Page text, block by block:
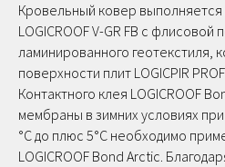
Кровельный ковер
LOGICROOF V-GR FB с флисовой
ламинированного геотекстиля,
поверхности плит LOGICPIR
Контактного клея LOGICROOF
мембраны в зимних условиях
°С до плюс 5°С необходимо
LOGICROOF Bond Arctic.